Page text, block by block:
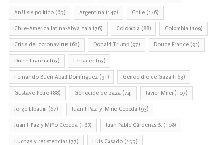
Análisis político (65) Argentina (147) Chile (146)
Chile-America latina-Abya Yala (76) Colombia (88) Colombia (109)
Crisis del coronavirus (62) Donald Trump (97) Douce France (91)
Dulce Francia (63) Ecuador (93)
Fernando Buen Abad Domínguez (91) Genocidio de Gaza (163)
Gustavo Petro (88) Génocide de Gaza (74) Javier Milei (107)
Jorge Elbaum (67) Juan J. Paz-y-Miño Cepeda (93)
Juan J. Paz y Miño Cepeda (166) Juan Pablo Cárdenas S. (108)
Luchas y resistencias (77) Luis Casado (155)